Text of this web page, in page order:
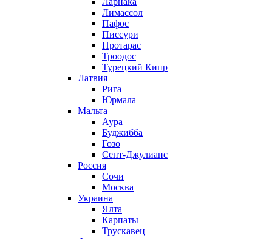
Лимассол
Пафос
Писсури
Протарас
Троодос
Турецкий Кипр
Латвия
Рига
Юрмала
Мальта
Аура
Буджибба
Гозо
Сент-Джулианс
Россия
Сочи
Москва
Украина
Ялта
Карпаты
Трускавец